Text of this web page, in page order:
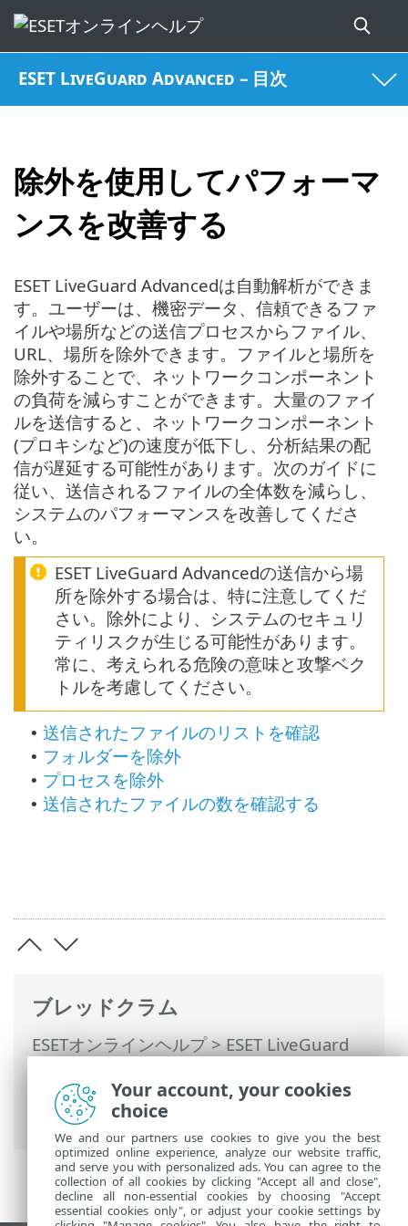
ESET LiveGuard Advanced – 目次
除外を使用してパフォーマ
ンスを改善する
ブレッドクラム
ESETオンラインヘルプ>ESET LiveGuard
使用> 除外を使用してパフォーマンスを改
善する
ESET LiveGuard Advancedは自動解析ができま
す。ユーザーは、機密データ、信頼できるファ
イルや場所などの送信プロセスからファイル、
URL、場所を除外できます。ファイルと場所を
除外することで、ネットワークコンポーネント
の負荷を減らすことができます。大量のファイ
ルを送信すると、ネットワークコンポーネント
(プロキシなど)の速度が低下し、分析結果の配
信が遅延する可能性があります。次のガイドに
従い、送信されるファイルの全体数を減らし、
システムのパフォーマンスを改善してくださ
い。
ESET LiveGuard Advancedの送信から場
所を除外する場合は、特に注意してくだ
さい。除外により、システムのセキュリ
ティリスクが生じる可能性があります。
常に、考えられる危険の意味と攻撃ベク
トルを考慮してください。
• 送信されたファイルのリストを確認
• フォルダーを除外
• プロセスを除外
• 送信されたファイルの数を確認する
Your account, your cookies
choice
We and our partners use cookies to give you the best
optimized online experience, analyze our website traffic,
and serve you with personalized ads. You can agree to the
collection of all cookies by clicking "Accept all and close",
decline all non-essential cookies by choosing "Accept
essential cookies only", or adjust your cookie settings by